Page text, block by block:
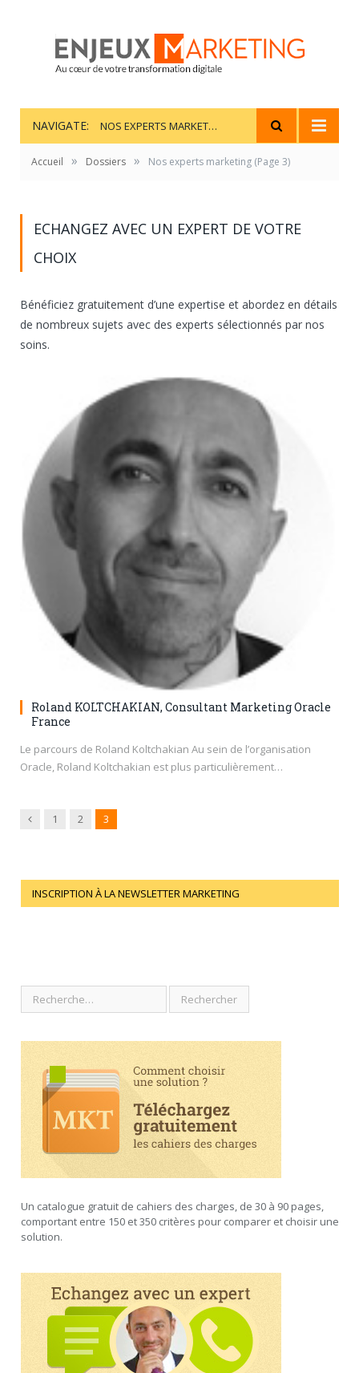
NAVIGATE: NOS EXPERTS MARKETING
Accueil » Dossiers » Nos experts marketing (Page 3)
ECHANGEZ AVEC UN EXPERT DE VOTRE
CHOIX
Bénéficiez gratuitement d’une expertise et abordez en détails
de nombreux sujets avec des experts sélectionnés par nos
soins.
Roland KOLTCHAKIAN, Consultant Marketing Oracle
France
Le parcours de Roland Koltchakian Au sein de l’organisation
Oracle, Roland Koltchakian est plus particulièrement…
Previous
1 2 3
INSCRIPTION À LA NEWSLETTER MARKETING
Un catalogue gratuit de cahiers des charges, de 30 à 90 pages,
comportant entre 150 et 350 critères pour comparer et choisir une
solution.